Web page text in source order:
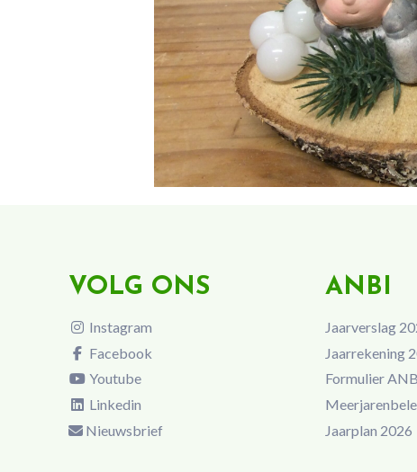
VOLG ONS
Instagram
Facebook
Youtube
Linkedin
Nieuwsbrief
ANBI
Jaarverslag
Jaarrekening
Formulier
Jaarplan 2026